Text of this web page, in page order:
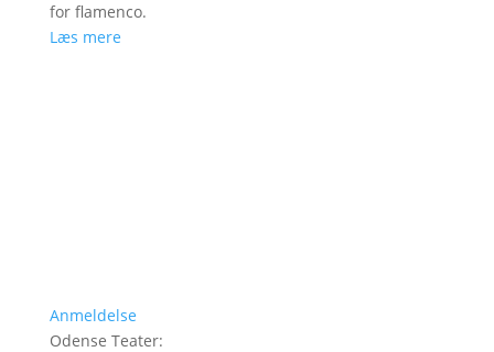
for flamenco.
Læs mere
Anmeldelse
Odense Teater: